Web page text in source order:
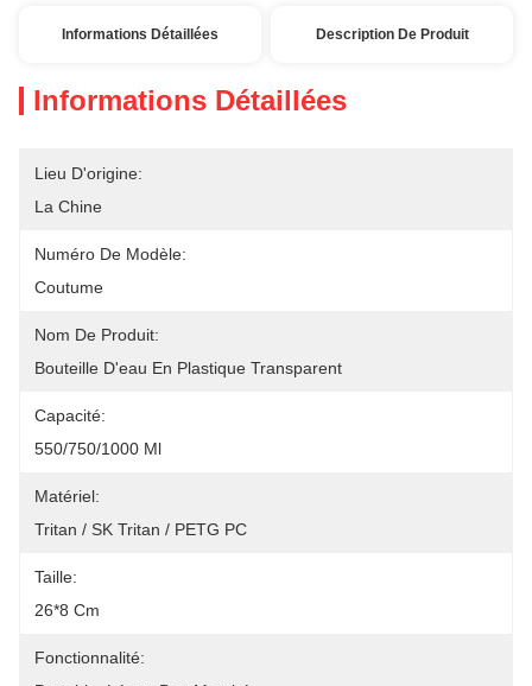
Informations Détaillées Description De Produit
Informations Détaillées
Lieu D'origine:
La Chine
Numéro De Modèle:
Coutume
Nom De Produit:
Bouteille D'eau En Plastique Transparent
Capacité:
550/750/1000 Ml
Matériel:
Tritan / SK Tritan / PETG PC
Taille:
26*8 Cm
Fonctionnalité: